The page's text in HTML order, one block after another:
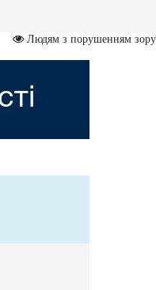
Людям з порушенням зору